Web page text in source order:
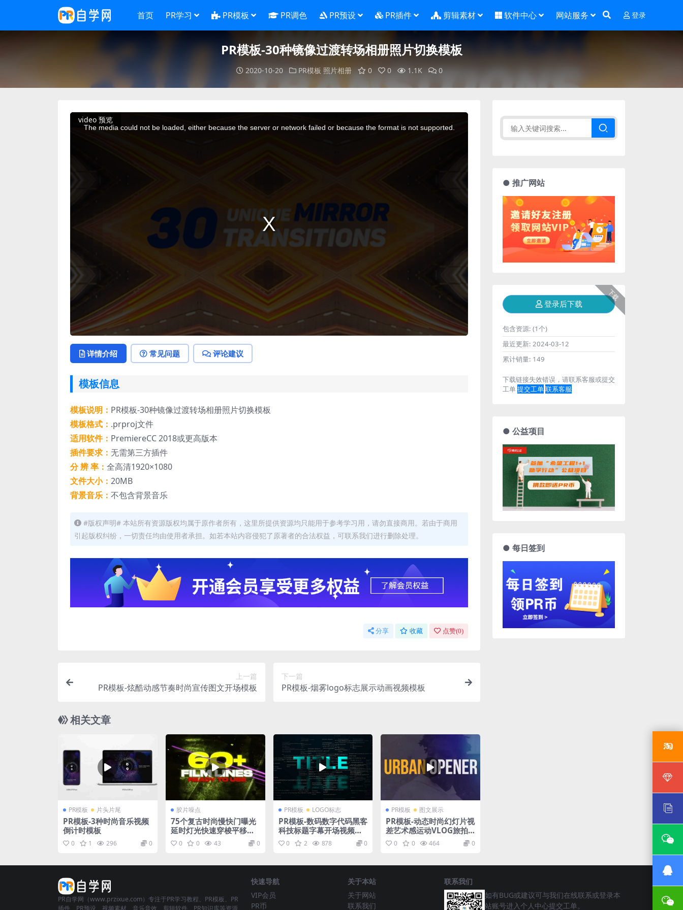
首页 PR学习 PR模板 PR调色 PR预设 PR插件 剪辑素材 软件中心 网站服务 登录
PR模板-30种镜像过渡转场相册照片切换模板
2020-10-20 PR模板 照片相册 0 0 1.1K 0
video 预览
This
The media could not be loaded, either because the server or network failed or because the format is not supported.
详情介绍 常见问题 评论建议
模板信息
模板说明： PR模板-30种镜像过渡转场相册照片切换模板
模板格式： .prproj文件
适用软件： PremiereCC 2018或更高版本
插件要求： 无需第三方插件
分 辨 率： 全高清1920×1080
文件大小： 20MB
背景音乐： 不包含背景音乐
#版权声明# 本站所有资源版权均属于原作者所有，这里所提供资源均只能用于参考学习用，请勿直接商用。若由于商用
引起版权纠纷，一切责任均由使用者承担。如若本站内容侵犯了原著者的合法权益，可联系我们进行删除处理。
分享 收藏 点赞(0)
上一篇
PR模板-炫酷动感节奏时尚宣传图文开场模板
下一篇
PR模板-烟雾logo标志展示动画视频模板
相关文章
PR模板 片头片尾
PR模板-3种时尚音乐视频
倒计时模板
0 1 296 0
胶片噪点
75个复古时尚慢快门曝光
延时灯光快速穿梭平移转
场过渡视频素材 FILM AC
CENT LINES
0 0 43 0
PR模板 LOGO标志
PR模板-数码数字代码黑客
科技标题字幕开场视频模
板0 2 878 0
PR模板 图文展示
PR模板-动态时尚幻灯片视
差艺术感运动VLOG旅拍
相册照片影集LOGO片头
揭示视频模板
0 0 464 0
● 推广网站
下载
登录后下载
包含资源: (1个)
最近更新: 2024-03-12
累计销量: 149
下载链接失效错误，请联系客服或提交
工单提交工单联系客服
● 公益项目
● 每日签到
PR自学网（www.przixue.com）专注于PR学习教程、PR模板、PR
快速导航
VIP会员
PR币
关于本站
关于网站
联系我们
联系我们
如有BUG或建议可与我们在线联系或登录本
站账号进入个人中心提交工单。